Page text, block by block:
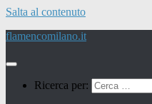
Salta al contenuto
flamencomilano.it
Ricerca per: